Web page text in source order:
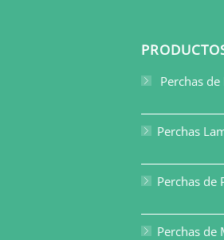
Perchas
Perchas
Perchas de
Perchas de